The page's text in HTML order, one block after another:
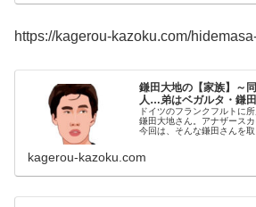
https://kagerou-kazoku.com/
鎌田大地の【家族】～
人…弟はベガルタ・鎌
ドイツのフランクフルトに
鎌田大地さん。アナザース
今回は、そんな鎌田さんを
kagerou-kazoku.com